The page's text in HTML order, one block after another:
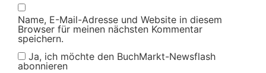
Name, E-Mail-Adresse und Website in diesem
Browser für meinen nächsten Kommentar
speichern.
Ja, ich möchte den BuchMarkt-Newsflash
abonnieren